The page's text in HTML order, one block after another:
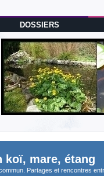
DOSSIERS
koï, mare, étang
Partages et rencontres